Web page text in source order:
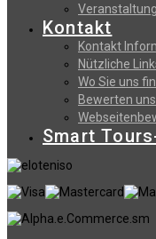
Kontakt
Kontakt
Nützliche
Wo Sie uns
Bewerten
Smart